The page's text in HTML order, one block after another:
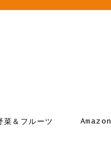
菜＆フルーツ Amazon